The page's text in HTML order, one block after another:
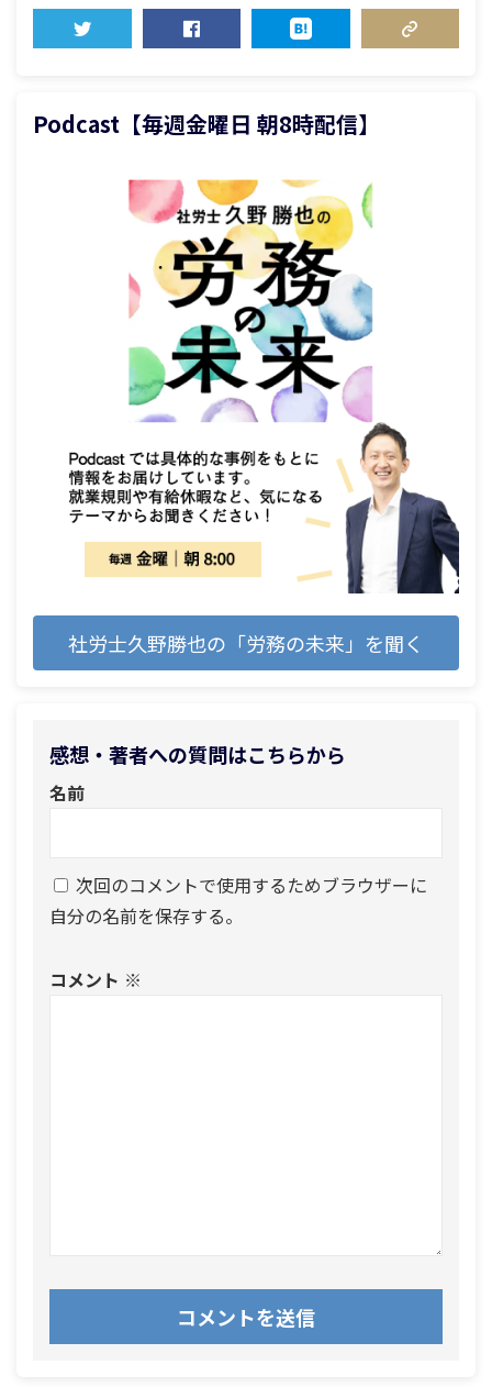
Podcast【毎週金曜日 朝8時配信】
社労士久野勝也の「労務の未来」を聞く
感想・著者への質問はこちらから
名前
次回のコメントで使用するためブラウザーに
自分の名前を保存する。
コメント ※